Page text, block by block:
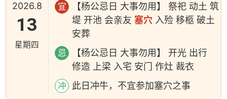
2026.8
13
星期四
宜
【杨公忌日 大事勿用】 祭祀 动土 筑
堤 开池 会亲友塞穴 入殓 移柩 破土
安葬
忌
【杨公忌日 大事勿用】 开光 出行
修造 上梁 入宅 安门 作灶 裁衣
冲 此日冲牛，不宜参加塞穴之事